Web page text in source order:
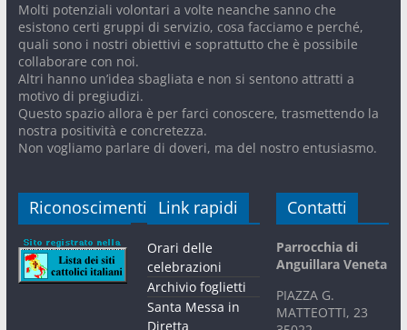
Molti potenziali volontari a volte neanche sanno che
esistono certi gruppi di servizio, cosa facciamo e perché,
quali sono i nostri obiettivi e soprattutto che è possibile
collaborare con noi.
Altri hanno un’idea sbagliata e non si sentono attratti a
motivo di pregiudizi.
Questo spazio allora è per farci conoscere, trasmettendo la
nostra positività e concretezza.
Non vogliamo parlare di doveri, ma del nostro entusiasmo.
Riconoscimenti Link rapidi
Orari delle
celebrazioni
Archivio foglietti
Santa Messa in
Diretta
Contatti
Parrocchia di
Anguillara Veneta
PIAZZA G.
MATTEOTTI, 23